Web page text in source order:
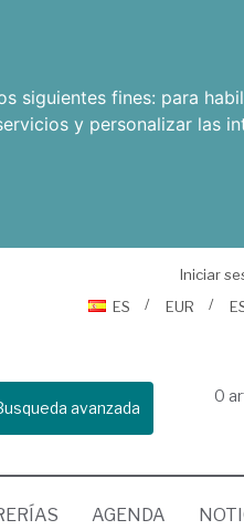
siguientes fines: para
y personalizar las
Iniciar
ES
EUR
avanzada
0
AGENDA